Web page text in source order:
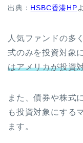
出典： HSBC香港HP
人気ファンドの多
式のみを投資対象
はアメリカが投資
また、債券や株式
も投資対象にする
ます。